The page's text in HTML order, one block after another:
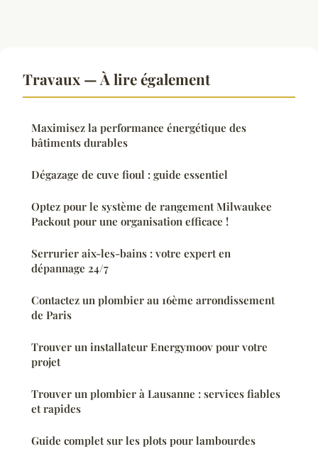
Travaux — À lire également
Maximisez la performance énergétique des
bâtiments durables
Dégazage de cuve fioul : guide essentiel
Optez pour le système de rangement Milwaukee
Packout pour une organisation efficace !
Serrurier aix-les-bains : votre expert en
dépannage 24/7
Contactez un plombier au 16ème arrondissement
de Paris
Trouver un installateur Energymoov pour votre
projet
Trouver un plombier à Lausanne : services fiables
et rapides
Guide complet sur les plots pour lambourdes